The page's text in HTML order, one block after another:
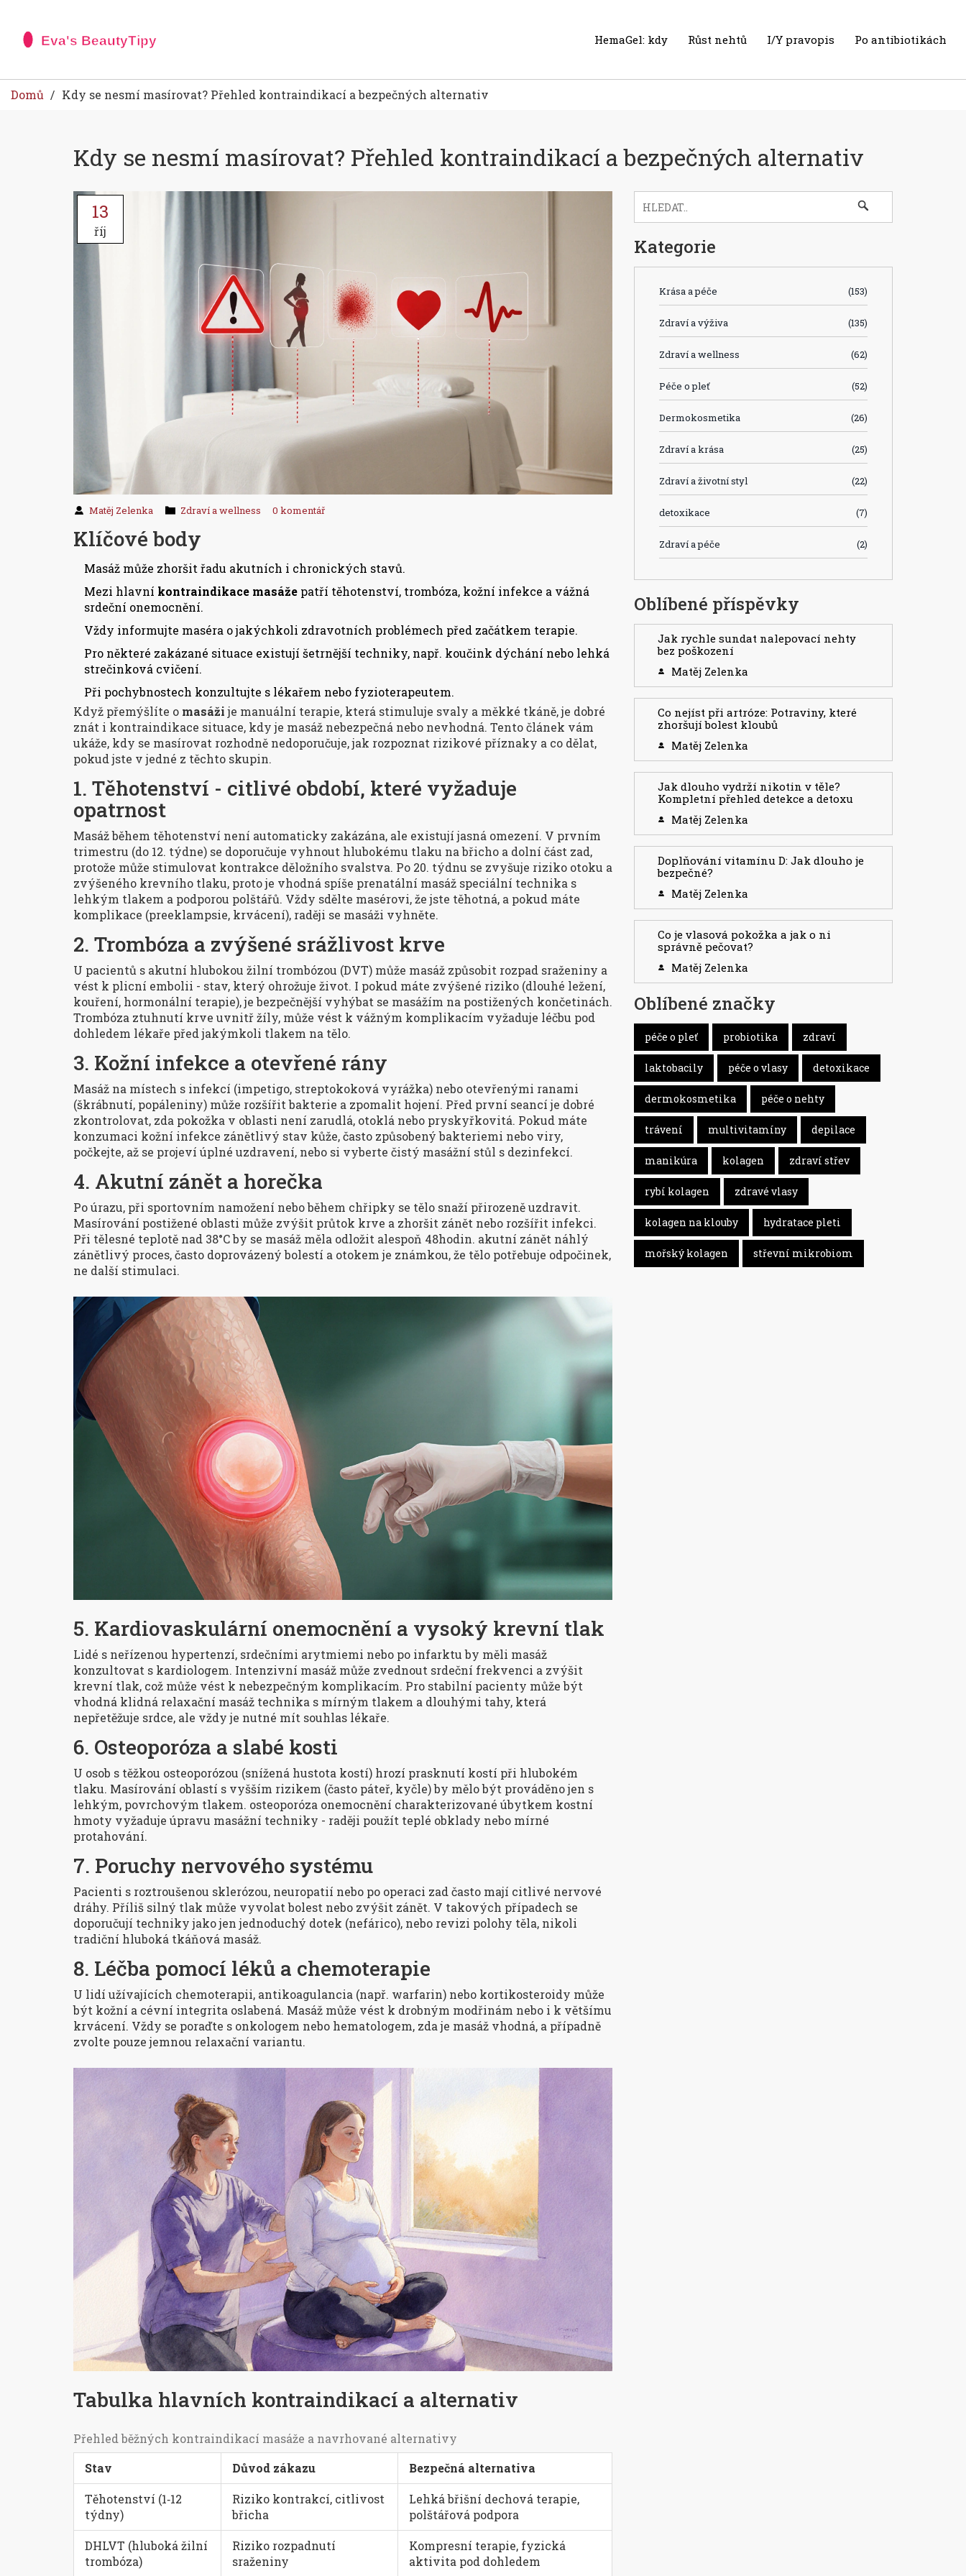
HemaGel: kdy Růst nehtů I/Y pravopis Po antibiotikách
Domů Kdy se nesmí masírovat? Přehled kontraindikací a bezpečných alternativ
Kdy se nesmí masírovat? Přehled kontraindikací a bezpečných alternativ
13
říj
Matěj Zelenka Zdraví a wellness 0 komentář
Klíčové body
Masáž může zhoršit řadu akutních i chronických stavů.
Mezi hlavní kontraindikace masáže patří těhotenství, trombóza, kožní infekce a vážná
srdeční onemocnění.
Vždy informujte maséra o jakýchkoli zdravotních problémech před začátkem terapie.
Pro některé zakázané situace existují šetrnější techniky, např. koučink dýchání nebo lehká
strečinková cvičení.
Při pochybnostech konzultujte s lékařem nebo fyzioterapeutem.
Když přemýšlíte o masážije manuální terapie, která stimuluje svaly a měkké tkáně, je dobré
znát i kontraindikace situace, kdy je masáž nebezpečná nebo nevhodná. Tento článek vám
ukáže, kdy se masírovat rozhodně nedoporučuje, jak rozpoznat rizikové příznaky a co dělat,
pokud jste v jedné z těchto skupin.
1. Těhotenství - citlivé období, které vyžaduje
opatrnost
Masáž během těhotenství není automaticky zakázána, ale existují jasná omezení. V prvním
trimestru (do 12. týdne) se doporučuje vyhnout hlubokému tlaku na břicho a dolní část zad,
protože může stimulovat kontrakce děložního svalstva. Po 20. týdnu se zvyšuje riziko otoku a
zvýšeného krevního tlaku, proto je vhodná spíše prenatální masáž speciální technika s
lehkým tlakem a podporou polštářů. Vždy sdělte masérovi, že jste těhotná, a pokud máte
komplikace (preeklampsie, krvácení), raději se masáži vyhněte.
2. Trombóza a zvýšené srážlivost krve
U pacientů s akutní hlubokou žilní trombózou (DVT) může masáž způsobit rozpad sraženiny a
vést k plicní embolii - stav, který ohrožuje život. I pokud máte zvýšené riziko (dlouhé ležení,
kouření, hormonální terapie), je bezpečnější vyhýbat se masážím na postižených končetinách.
Trombóza ztuhnutí krve uvnitř žíly, může vést k vážným komplikacím vyžaduje léčbu pod
dohledem lékaře před jakýmkoli tlakem na tělo.
3. Kožní infekce a otevřené rány
Masáž na místech s infekcí (impetigo, streptokoková vyrážka) nebo otevřenými ranami
(škrábnutí, popáleniny) může rozšířit bakterie a zpomalit hojení. Před první seancí je dobré
zkontrolovat, zda pokožka v oblasti není zarudlá, otoklá nebo pryskyřkovitá. Pokud máte
konzumaci kožní infekce zánětlivý stav kůže, často způsobený bakteriemi nebo viry,
počkejte, až se projeví úplné uzdravení, nebo si vyberte čistý masážní stůl s dezinfekcí.
4. Akutní zánět a horečka
Po úrazu, při sportovním namožení nebo během chřipky se tělo snaží přirozeně uzdravit.
Masírování postižené oblasti může zvýšit průtok krve a zhoršit zánět nebo rozšířit infekci.
Při tělesné teplotě nad 38°C by se masáž měla odložit alespoň 48hodin. akutní zánět náhlý
zánětlivý proces, často doprovázený bolestí a otokemje známkou, že tělo potřebuje odpočinek,
ne další stimulaci.
5. Kardiovaskulární onemocnění a vysoký krevní tlak
Lidé s neřízenou hypertenzí, srdečními arytmiemi nebo po infarktu by měli masáž
konzultovat s kardiologem. Intenzivní masáž může zvednout srdeční frekvenci a zvýšit
krevní tlak, což může vést k nebezpečným komplikacím. Pro stabilní pacienty může být
vhodná klidná relaxační masáž technika s mírným tlakem a dlouhými tahy, která
nepřetěžuje srdce, ale vždy je nutné mít souhlas lékaře.
6. Osteoporóza a slabé kosti
U osob s těžkou osteoporózou (snížená hustota kostí) hrozí prasknutí kostí při hlubokém
tlaku. Masírování oblastí s vyšším rizikem (často páteř, kyčle) by mělo být prováděno jen s
lehkým, povrchovým tlakem. osteoporóza onemocnění charakterizované úbytkem kostní
hmoty vyžaduje úpravu masážní techniky - raději použít teplé obklady nebo mírné
protahování.
7. Poruchy nervového systému
Pacienti s roztroušenou sklerózou, neuropatií nebo po operaci zad často mají citlivé nervové
dráhy. Příliš silný tlak může vyvolat bolest nebo zvýšit zánět. V takových případech se
doporučují techniky jako jen jednoduchý dotek (nefárico), nebo revizi polohy těla, nikoli
tradiční hluboká tkáňová masáž.
8. Léčba pomocí léků a chemoterapie
U lidí užívajících chemoterapii, antikoagulancia (např. warfarin) nebo kortikosteroidy může
být kožní a cévní integrita oslabená. Masáž může vést k drobným modřinám nebo i k většímu
krvácení. Vždy se poraďte s onkologem nebo hematologem, zda je masáž vhodná, a případně
zvolte pouze jemnou relaxační variantu.
Tabulka hlavních kontraindikací a alternativ
Přehled běžných kontraindikací masáže a navrhované alternativy
Stav
Důvod zákazu Bezpečná alternativa
Těhotenství (1‑12
týdny)
Riziko kontrakcí, citlivost
břicha
Lehká břišní dechová terapie,
polštářová podpora
DHLVT (hluboká žilní
trombóza)
Riziko rozpadnutí
sraženiny
Kompresní terapie, fyzická
aktivita pod dohledem
Kategorie
Krása a péče (153)
Zdraví a výživa (135)
Zdraví a wellness (62)
Péče o pleť (52)
Dermokosmetika (26)
Zdraví a krása (25)
Zdraví a životní styl (22)
detoxikace (7)
Zdraví a péče (2)
Oblíbené příspěvky
Jak rychle sundat nalepovací nehty
bez poškození
Matěj Zelenka
Co nejíst při artróze: Potraviny, které
zhoršují bolest kloubů
Matěj Zelenka
Jak dlouho vydrží nikotin v těle?
Kompletní přehled detekce a detoxu
Matěj Zelenka
Doplňování vitamínu D: Jak dlouho je
bezpečné?
Matěj Zelenka
Co je vlasová pokožka a jak o ni
správně pečovat?
Matěj Zelenka
Oblíbené značky
péče o pleť probiotika zdraví
laktobacily péče o vlasy detoxikace
dermokosmetika péče o nehty
trávení multivitamíny depilace
manikúra kolagen zdraví střev
rybí kolagen zdravé vlasy
kolagen na klouby hydratace pleti
mořský kolagen střevní mikrobiom